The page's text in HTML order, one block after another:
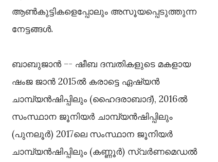
ആണ്‍കുട്ടികളെപ്പോലും അസൂയപ്പെടുത്തുന്ന
നേട്ടങ്ങൾ.
ബാബുജാൻ –- ഷീബ ദമ്പതികളുടെ മകളായ
ഷംജ ജാൻ 2015ൽ കരാട്ടെ ഏഷ്യൻ
ചാമ്പ്യൻഷിപ്പിലും (ഹൈദരാബാദ്‌), 2016ൽ
സംസ്ഥാന ജൂനിയർ ചാമ്പ്യൻഷിപ്പിലും
(പുനലൂർ) 2017ലെ സംസ്ഥാന ജൂനിയർ
ചാമ്പ്യൻഷിപ്പിലും (കണ്ണൂർ) സ്വർണമെഡൽ